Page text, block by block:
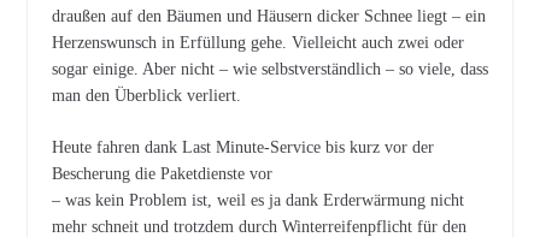
draußen auf den Bäumen und Häusern dicker Schnee liegt – ein
Herzenswunsch in Erfüllung gehe. Vielleicht auch zwei oder
sogar einige. Aber nicht – wie selbstverständlich – so viele, dass
man den Überblick verliert.
Heute fahren dank Last Minute-Service bis kurz vor der
Bescherung die Paketdienste vor
– was kein Problem ist, weil es ja dank Erderwärmung nicht
mehr schneit und trotzdem durch Winterreifenpflicht für den